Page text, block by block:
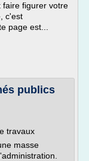
faire figurer votre
c'est
page est...
publics
travaux
masse